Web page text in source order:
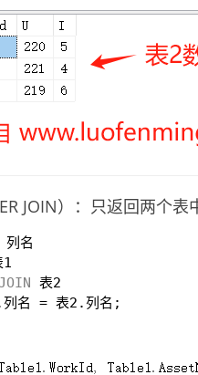
JOIN）：只返回两个表
列名
1
表2
名 = 表2.列名;